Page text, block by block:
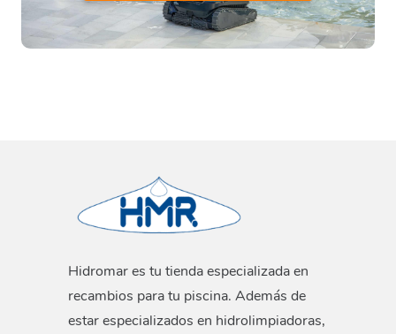
Hidromar es tu tienda especializada en
recambios para tu piscina. Además de
estar especializados en hidrolimpiadoras,